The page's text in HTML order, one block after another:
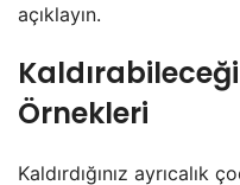
açıklayın.
Örnekleri
Kaldırdığınız